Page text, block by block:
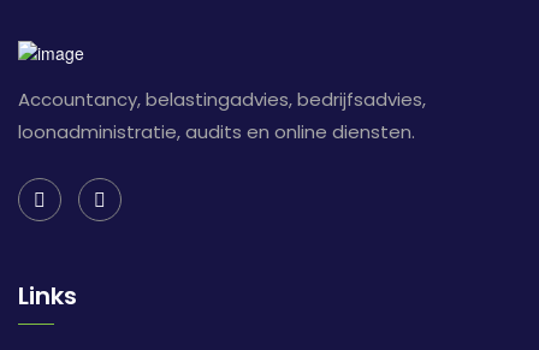
Accountancy, belastingadvies, bedrijfsadvies,
loonadministratie, audits en online diensten.
Links